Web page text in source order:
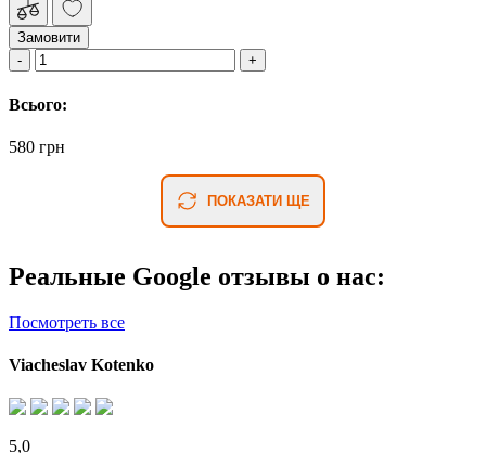
Замовити
Всього:
580 грн
ПОКАЗАТИ ЩЕ
Реальные Google отзывы о нас:
Посмотреть все
Viacheslav Kotenko
5,0